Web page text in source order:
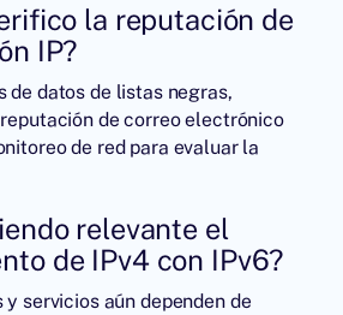
la reputación de
IP?
de datos de listas negras,
de correo electrónico
de red para evaluar la
relevante el
de IPv4 con IPv6?
y servicios aún dependen de